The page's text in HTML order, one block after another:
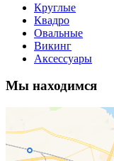
Круглые
Квадро
Овальные
Викинг
Аксессуары
Мы находимся